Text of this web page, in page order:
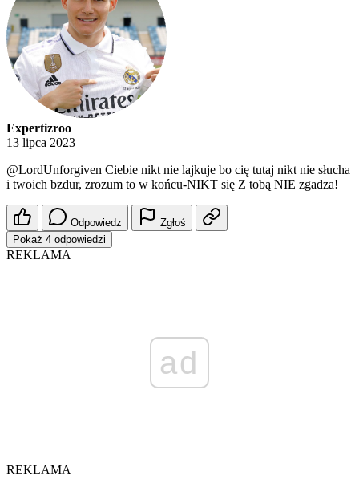
Expertizroo
13 lipca 2023
@LordUnforgiven Ciebie nikt nie lajkuje bo cię tutaj nikt nie słucha
i twoich bzdur, zrozum to w końcu-NIKT się Z tobą NIE zgadza!
Odpowiedz
Zgłoś
Pokaż 4 odpowiedzi
REKLAMA
ad
REKLAMA